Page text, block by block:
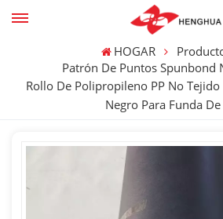
HOGAR
Patrón De Puntos Spunbond
Rollo De Polipropileno PP No
Negro Para Funda De